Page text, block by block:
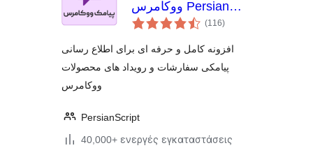
ووکامرس Persian
WooCommerce SMS
(116αξιολογήσεις
σύνολο
)
افزونه کامل و حرفه ای برای اطلاع رسانی
پیامکی سفارشات و رویداد های محصولات
ووکامرس
PersianScript
40,000+ ενεργές εγκαταστάσεις